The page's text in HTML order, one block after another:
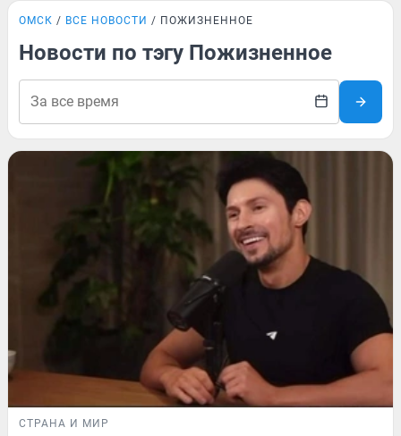
ОМСК ВСЕ НОВОСТИ ПОЖИЗНЕННОЕ
Новости по тэгу Пожизненное
СТРАНА И МИР